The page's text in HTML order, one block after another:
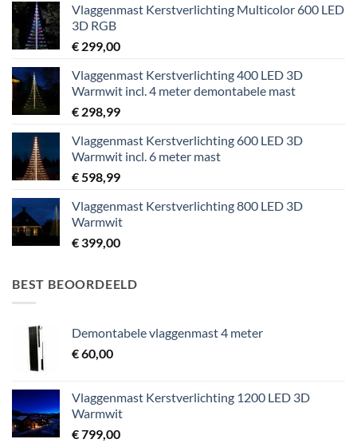
Vlaggenmast Kerstverlichting Multicolor 600 LED
3D RGB
€ 299,00
Vlaggenmast Kerstverlichting 400 LED 3D
Warmwit incl. 4 meter demontabele mast
€ 298,99
Vlaggenmast Kerstverlichting 600 LED 3D
Warmwit incl. 6 meter mast
€ 598,99
Vlaggenmast Kerstverlichting 800 LED 3D
Warmwit
€ 399,00
BEST BEOORDEELD
Demontabele vlaggenmast 4 meter
€60,00
Vlaggenmast Kerstverlichting 1200 LED 3D
Warmwit
€799,00